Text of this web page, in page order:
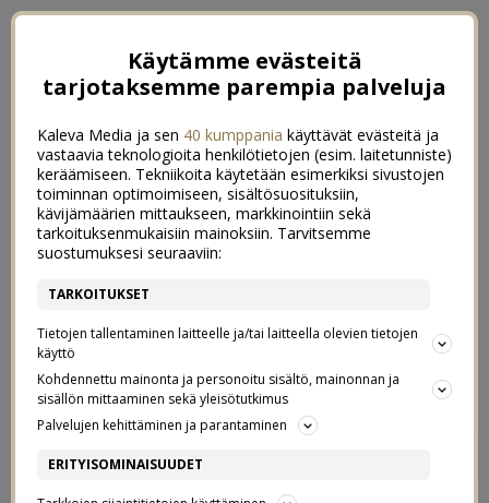
TALVEN KAUNEIN PÄIVÄ
& KOKO PERHEEN
Käytämme evästeitä
tarjotaksemme parempia palveluja
Kaleva Media ja sen 40 kumppania käyttävät evästeitä ja
vastaavia teknologioita henkilötietojen (esim. laitetunniste)
keräämiseen. Tekniikoita käytetään esimerkiksi sivustojen
toiminnan optimoimiseen, sisältösuosituksiin,
kävijämäärien mittaukseen, markkinointiin sekä
tarkoituksenmukaisiin mainoksiin. Tarvitsemme
suostumuksesi seuraaviin:
TARKOITUKSET
Tietojen tallentaminen laitteelle ja/tai laitteella olevien tietojen
käyttö
Kohdennettu mainonta ja personoitu sisältö, mainonnan ja
sisällön mittaaminen sekä yleisötutkimus
Palvelujen kehittäminen ja parantaminen
ERITYISOMINAISUUDET